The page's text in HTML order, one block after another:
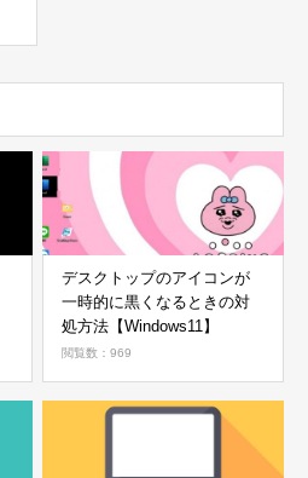
デスクトップのアイコンが
一時的に黒くなるときの対
処方法【Windows11】
閲覧数：969